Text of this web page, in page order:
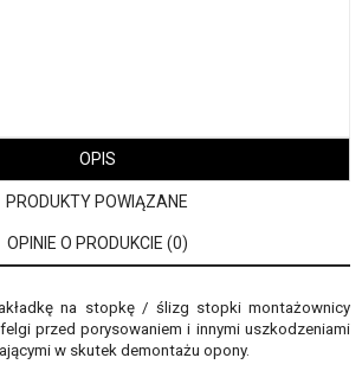
OPIS
PRODUKTY POWIĄZANE
OPINIE O PRODUKCIE (0)
na stopkę / ślizg stopki montażownicy
przed porysowaniem i innymi uszkodzeniami
w skutek demontażu opony.